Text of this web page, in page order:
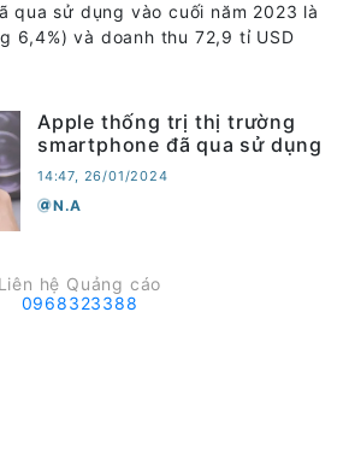
qua sử dụng vào cuối năm 2023 là
6,4%) và doanh thu 72,9 tỉ USD
Apple thống trị thị trường
smartphone đã qua sử dụng
14:47, 26/01/2024
N.A
Liên hệ Quảng cáo
0968323388